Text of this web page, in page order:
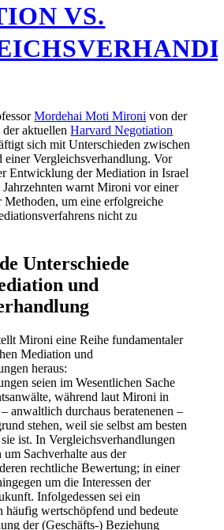
VS.
Mordehai Moti Mironi von der
der aktuellenHarvard Negotiation
sich mit Unterschieden zwischen
einer Vergleichsverhandlung. Vor
Entwicklung der Mediation in Israel
Jahrzehnten warnt Mironi vor einer
Methoden, um eine erfolgreiche
nicht zu
Unterschiede
und
Mironi eine Reihe fundamentaler
Mediation und
heraus:
seien im Wesentlichen Sache
während laut Mironi in
anwaltlich durchaus beratenenen –
stehen, weil sie selbst am besten
ist. In Vergleichsverhandlungen
um Sachverhalte aus der
rechtliche Bewertung; in einer
um die Interessen der
Infolgedessen sei ein
häufig wertschöpfend und bedeute
der (Geschäfts-) Beziehung